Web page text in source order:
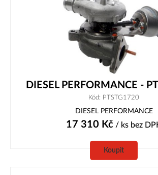
DIESEL PERFORMANCE -
Kód: PTSTG1720
DIESEL PERFORMANCE
17 310 Kč/ ks bez
Koupit